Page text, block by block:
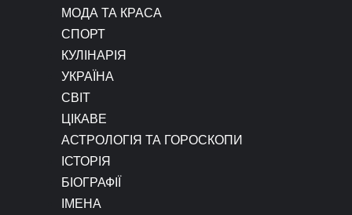
МОДА ТА КРАСА
СПОРТ
КУЛІНАРІЯ
УКРАЇНА
СВІТ
ЦІКАВЕ
АСТРОЛОГІЯ ТА ГОРОСКОПИ
ІСТОРІЯ
БІОГРАФІЇ
ІМЕНА